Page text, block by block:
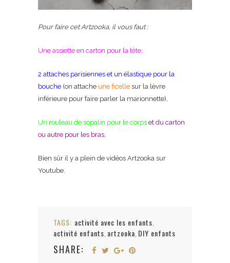
Pour faire cet Artzooka, il vous faut :
Une assiette en carton pour la tête,
2 attaches parisiennes et un élastique pour la
bouche (on attache une ficelle sur la lèvre
inférieure pour faire parler la marionnette),
Un rouleau de sopalin pour le corps et du carton
ou autre pour les bras.
Bien sûr il y a plein de vidéos Artzooka sur
Youtube.
TAGS: activité avec les enfants
activité enfants artzooka DIY enfants
SHARE: